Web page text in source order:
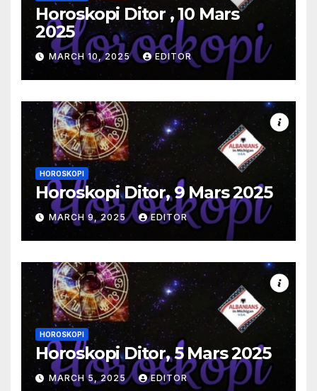
Horoskopi Ditor , 10 Mars
2025
MARCH 10, 2025 EDITOR
HOROSKOPI
Horoskopi Ditor, 9 Mars 2025
MARCH 9, 2025 EDITOR
HOROSKOPI
Horoskopi Ditor, 5 Mars 2025
MARCH 5, 2025 EDITOR